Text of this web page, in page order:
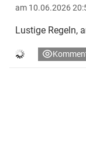
am 10.06.2026
Lustige Regeln,